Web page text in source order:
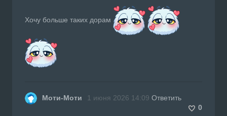
Хочу больше таких дорам
Моти-Моти 1 июня 2026 14:09 Ответить
0